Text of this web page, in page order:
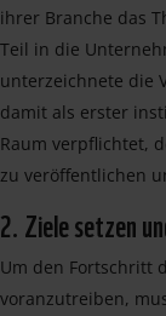
ihrer Branche das
Teil in die
unterzeichnete die
damit als erster
Raum verpflichtet,
zu veröffentlichen
2. Ziele setzen
Um den Fortschritt
voranzutreiben,